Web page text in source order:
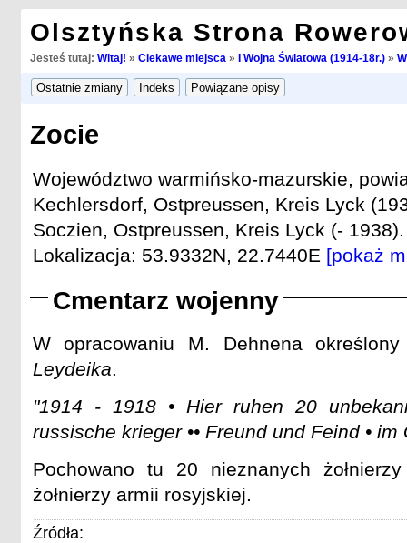
Olsztyńska Strona
Jesteś tutaj: Witaj! » Ciekawe miejsca » I Wojna Światowa (1914-18r.)»
Zocie
Województwo warmińsko-mazurskie,
Kechlersdorf, Ostpreussen, Kreis Lyck
Soczien, Ostpreussen, Kreis Lyck (- 1938).
Lokalizacja: 53.9332N, 22.7440E [pokaż
Cmentarz wojenny
W opracowaniu M. Dehnena
Leydeika.
"1914 - 1918 • Hier ruhen 20
russische krieger •• Freund und Feind • im
Pochowano tu 20 nieznanych
żołnierzy armii rosyjskiej.
Źródła: